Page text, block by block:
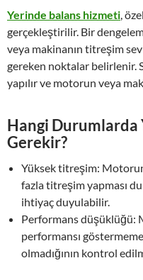
Yerinde balans hizmeti,
gerçekleştirilir. Bir
veya makinanın titreşim
gereken noktalar belirlenir.
yapılır ve motorun veya
Hangi Durumlarda
Gerekir?
Yüksek titreşim:
fazla titreşim yapması
ihtiyaç duyulabilir.
Performans düşüklüğü:
performansı
olmadığının kontrol